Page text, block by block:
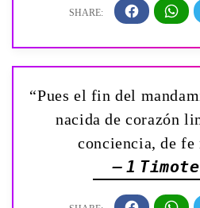
“Pues el fin del
nacida de corazón
conciencia, de
— 1